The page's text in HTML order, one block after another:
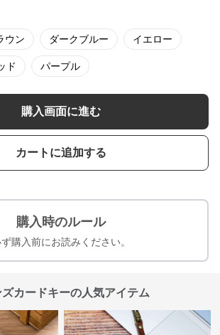
ウン ダークブルー イエロー
ド パープル
購入画面に進む
カートに追加する
購入時のルール
購入前にお読みください。
カードキーの人気アイテム